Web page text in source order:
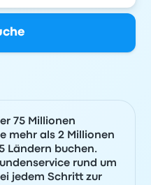
75 Millionen
mehr als 2 Millionen
Ländern buchen.
rund um
jedem Schritt zur